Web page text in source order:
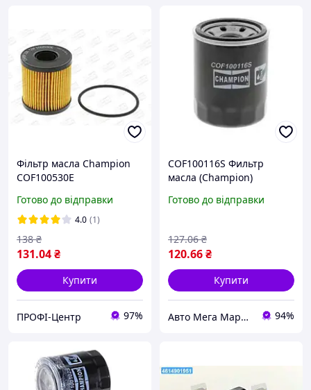
Фільтр масла Champion
COF100530E
Готово до відправки
4.0 (1)
131.04₴
138 ₴
Купити
ПРОФІ-Центр 97%
COF100116S Фильтр
масла (Champion)
Готово до відправки
120.66₴
127.06 ₴
Купити
Авто Мега Маркет 94%